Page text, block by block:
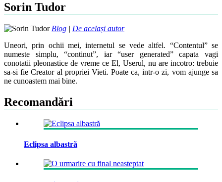
Sorin Tudor
Blog | De același autor
Uneori, prin ochii mei, internetul se vede altfel. “Contentul” se
numeste simplu, “continut”, iar “user generated” capata vagi
conotatii pleonastice de vreme ce El, Userul, nu are incotro: trebuie
sa-si fie Creator al propriei Vieti. Poate ca, intr-o zi, vom ajunge sa
ne cunoastem mai bine.
Recomandări
Eclipsa albastră